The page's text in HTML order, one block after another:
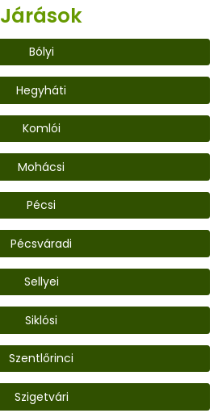
Járások
Bólyi
Hegyháti
Komlói
Mohácsi
Pécsi
Pécsváradi
Sellyei
Siklósi
Szentlőrinci
Szigetvári